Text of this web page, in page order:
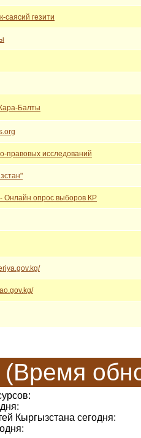
саясий гезити
Балты
правовых исследований
Онлайн опрос выборов КР
(Время
Кыргызстана сегодня: